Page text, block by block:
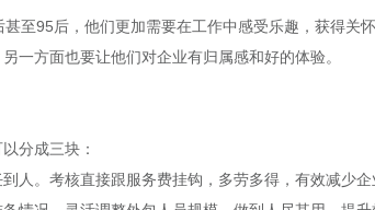
至95后，他们更加需要在工作中感受乐趣，获得关
一方面也要让他们对企业有归属感和好的体验。
分成三块：
人。考核直接跟服务费挂钩，多劳多得，有效减少企